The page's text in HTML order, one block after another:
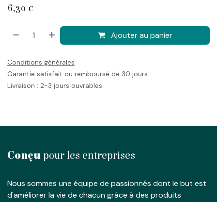
6,30 €
Ajouter au panier
Conditions générales
Garantie satisfait ou remboursé de 30 jours
Livraison : 2-3 jours ouvrables
Conçu pour les entreprises
Nous sommes une équipe de passionnés dont le but est
d'améliorer la vie de chacun grâce à des produits